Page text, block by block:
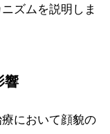
ズムを説明しま
響
において顔貌の